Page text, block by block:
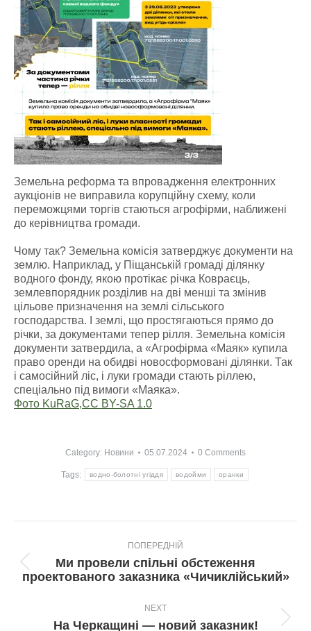
Земельна реформа та впровадження електронних
аукціонів не виправила корупційну схему, коли
переможцями торгів стаються агрофірми, наближені
до керівництва громади.
Чому так? Земельна комісія затверджує документи на
землю. Наприклад, у Піщанській громаді ділянку
водного фонду, якою протікає річка Ковраєць,
землевпорядник розділив на дві менші та змінив
цільове призначення на землі сільського
господарства. І землі, що простягаються прямо до
річки, за документами тепер рілля. Земельна комісія
документи затвердила, а «Агрофірма «Маяк» купила
право оренди на обидві новосформовані ділянки. Так
і самосійний ліс, і луки громади стають ріллею,
спеціально під вимоги «Маяка».
Фото KuRaG,CC BY-SA 1.0
Category: Новини 05.07.2024 0 Comments
Tags: водно-болотні угіддя водойми оранки
navigation
ПОПЕРЕДНІЙ
Попередній
пост:
Ми провели спільні обстеження
проектованого заказника «Чичиклійський»
NEXT
Next
На Черкащині — новий заказник!